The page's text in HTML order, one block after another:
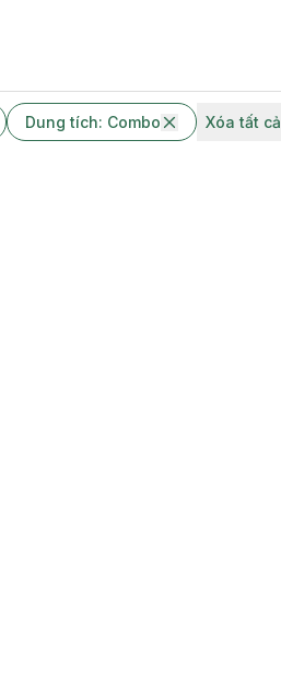
Dung tích: Combo Xóa tất cả